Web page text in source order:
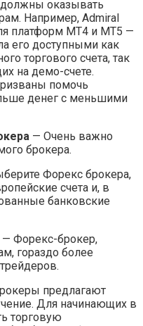
оказывать
Например, Admiral
платформ MT4 и MT5 —
его доступными как
торгового счета, так
на демо-счете.
помочь
денег с меньшими
— Очень важно
брокера.
Форекс брокера,
счета и, в
банковские
— Форекс-брокер,
гораздо более
предлагают
Для начинающих в
торговую